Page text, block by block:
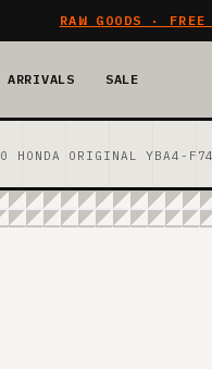
RAW GOODS ·
ARRIVALS SALE
ORIGINAL YBA4-